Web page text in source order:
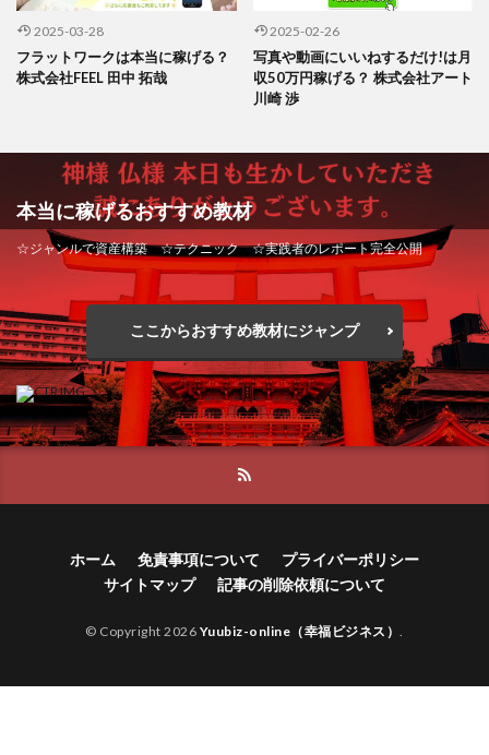
2025-03-28
フラットワークは本当に稼げる？
株式会社FEEL 田中 拓哉
2025-02-26
写真や動画にいいねするだけ!は月
収50万円稼げる？ 株式会社アート
川崎 渉
本当に稼げるおすすめ教材
☆ジャンルで資産構築 ☆テクニック ☆実践者のレポート完全公開
ここからおすすめ教材にジャンプ
ホーム 免責事項について
プライバーポリシー
サイトマップ
記事の削除依頼について
© Copyright 2026 Yuubiz-online（幸福ビジネス）.